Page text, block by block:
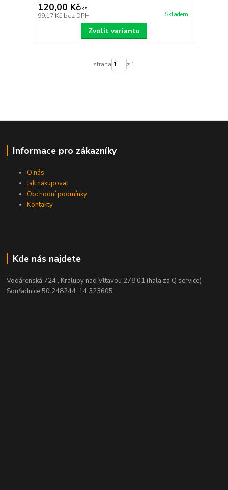
120,00 Kč/ks
99,17 Kč bez DPH Skladem
Zvolit variantu
strana z 1
Informace pro zákazníky
O nás
Jak nakupovat
Obchodní podmínky
Kontakty
Kde nás najdete
Vodárenská 724 , Kralupy nad Vltavou 278 01 (hala za Q service)
Souřadnice 50.248244 14.323605